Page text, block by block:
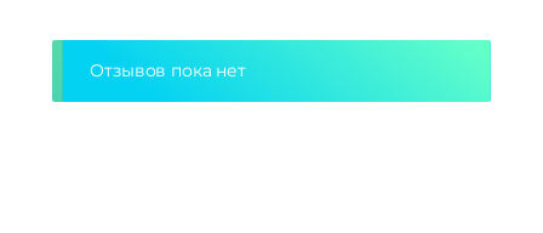
Отзывов пока нет